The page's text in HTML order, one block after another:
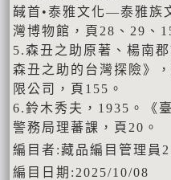
馘首•泰雅文化—泰雅族
灣博物館，頁28、29、
5.森丑之助原著、楊南
森丑之助的台灣探險》
限公司，頁155。
6.鈴木秀夫，1935。《
警務局理蕃課，頁20。
編目者:藏品編目管理員2
編目日期:2025/10/08